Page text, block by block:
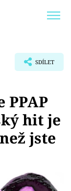
SDÍLET
PPAP
hit je
jste